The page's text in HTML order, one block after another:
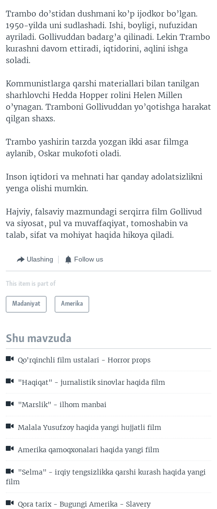
Trambo do’stidan dushmani ko’p ijodkor bo’lgan.
1950-yilda uni sudlashadi. Ishi, boyligi, nufuzidan
ayriladi. Gollivuddan badarg’a qilinadi. Lekin Trambo
kurashni davom ettiradi, iqtidorini, aqlini ishga
soladi.
Kommunistlarga qarshi materiallari bilan tanilgan
sharhlovchi Hedda Hopper rolini Helen Millen
o’ynagan. Tramboni Gollivuddan yo’qotishga harakat
qilgan shaxs.
Trambo yashirin tarzda yozgan ikki asar filmga
aylanib, Oskar mukofoti oladi.
Inson iqtidori va mehnati har qanday adolatsizlikni
yenga olishi mumkin.
Hajviy, falsaviy mazmundagi serqirra film Gollivud
va siyosat, pul va muvaffaqiyat, tomoshabin va
talab, sifat va mohiyat haqida hikoya qiladi.
Ulashing Follow us
This item is part of
Madaniyat Amerika
Shu mavzuda
Qo'rqinchli film ustalari - Horror props
"Haqiqat" - jurnalistik sinovlar haqida film
"Marslik" - ilhom manbai
Malala Yusufzoy haqida yangi hujjatli film
Amerika qamoqxonalari haqida yangi film
"Selma" - irqiy tengsizlikka qarshi kurash haqida yangi
film
Qora tarix - Bugungi Amerika - Slavery